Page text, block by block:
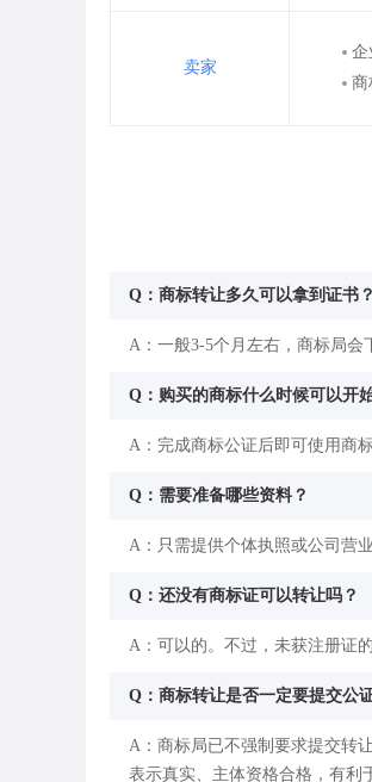
卖家
企
商
Q：商标转让多久可以拿到证书？
A：一般3-5个月左右，商标局会
Q：购买的商标什么时候可以开
A：完成商标公证后即可使用商
Q：需要准备哪些资料？
A：只需提供个体执照或公司营
Q：还没有商标证可以转让吗？
A：可以的。不过，未获注册证
Q：商标转让是否一定要提交公
A：商标局已不强制要求提交转
表示真实、主体资格合格，有利